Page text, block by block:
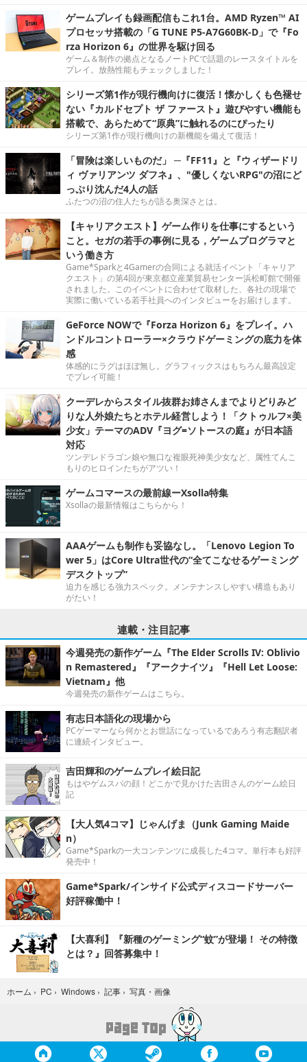
ゲームプレイも録画配信もこれ1台。AMD Ryzen™ AI
プロセッサ搭載の「G TUNE P5-A7G60BK-D」で『Fo
rza Horizon 6』の世界を駆け回る
ゲーム＆制作の拠点となるノートPCで話題のレースタイトルを
プレイ。放熱性能もチェックしました！
シリーズ第1作が現行機向けに復活！懐かしくも色褪せ
ない『カルドセプト ザ ファースト』遊びやすい機能も
搭載で、あらためて“原典”に触れるのにぴったり
シリーズ第1作が現行機向けの新機能を備えて復活！
「冒険は楽しいものだ」 ─『FF11』と『ウィザードリ
ィ ヴァリアンツ ダフネ』、"優しくないRPG"の沼にど
っぷり沈んだ4人の話
ふたつの沼の住人たちが語る奥深さとは。
【キャリアクエスト】ゲーム作りを仕事にするという
こと。セガの若手の事例に見る，ゲームプログラマと
いう働き方
Game*Sparkと4Gamerの合同による就活イベント「キャリア
クエスト」の第4回が東京都立産業貿易センター浜松町館で開催
されました。このイベントに合わせて取材した、各社の現場で
実際に働いている若手社員へのインタビューをお届けします。
GeForce NOWで『Forza Horizon 6』をプレイ。ハ
ンドルコントローラー×クラウドゲーミングの底力を体
感
体感的にラグはほぼ無し。グラフィックスはもちろん最高設定
でプレイ可能！
クーデレからスタイル抜群お姉さんまでよりどりみど
りな人外娘たちとホテル経営しよう！「クトゥルフ×美
少女」テーマのADV『ヨグ=ソトースの庭』が日本語
対応
ツンデレドラゴン娘や無口な複眼死神美少女など、属性てんこ
もりのヒロインたちがアツい！
ゲームコマースの最前線ーXsolla特集
Xsollaの最新情報はこちらから！
AAAゲームも制作も妥協なし。「Lenovo Legion To
wer 5」はCore Ultra世代の“全てこなせるゲーミング
デスクトップ”
迫力を感じる強力スペック。メンテナンスしやすい構造もあり
がたい！
連載・注目記事
今週発売の新作ゲーム『The Elder Scrolls IV: Oblivio
n Remastered』『アークナイツ』『Hell Let Loose:
Vietnam』他
今週発売の新作ゲームはこちら。
有志日本語化の現場から
PCゲーマーなら何かとお世話になっているであろう有志翻訳者
に連続インタビュー。
吉田輝和のゲームプレイ絵日記
もはやゲムスパの顔！どこかで見かけた吉田さんのゲーム絵日
記
【大人気4コマ】じゃんげま（Junk Gaming Maide
n）
Game*Sparkの一大コンテンツに成長した4コマ。単行本も好評
発売中！
Game*Spark/インサイド公式ディスコードサーバー
好評稼働中！
【大喜利】『新種のゲーミング“蚊”が登場！ その特徴
とは？』回答募集中！
ホーム › PC › Windows › 記事 › 写真・画像